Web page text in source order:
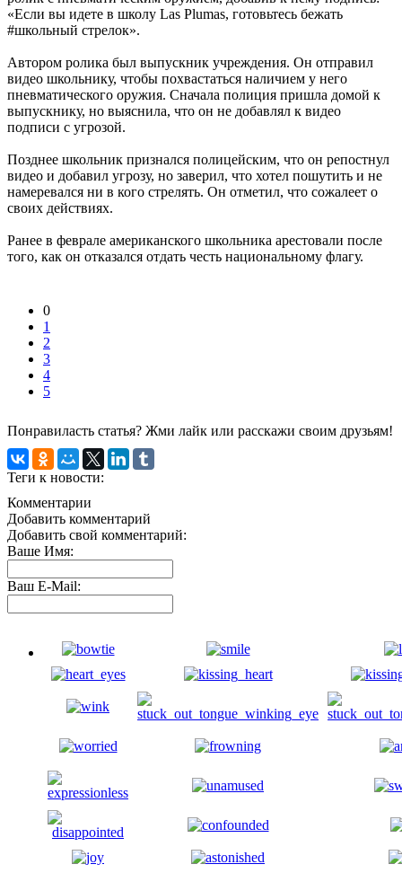
«Если вы идете в школу Las Plumas, готовьтесь бежать
#школьный стрелок».
Автором ролика был выпускник учреждения. Он отправил
видео школьнику, чтобы похвастаться наличием у него
пневматического оружия. Сначала полиция пришла домой к
выпускнику, но выяснила, что он не добавлял к видео
подписи с угрозой.
Позднее школьник признался полицейским, что он репостнул
видео и добавил угрозу, но заверил, что хотел пошутить и не
намеревался ни в кого стрелять. Он отметил, что сожалеет о
своих действиях.
Ранее в феврале американского школьника арестовали после
того, как он отказался отдать честь национальному флагу.
0
1
2
3
4
5
Понравиласть статья? Жми лайк или расскажи своим друзьям!
Теги к новости:
Комментарии
Добавить комментарий
Добавить свой комментарий:
Ваше Имя:
Ваш E-Mail: